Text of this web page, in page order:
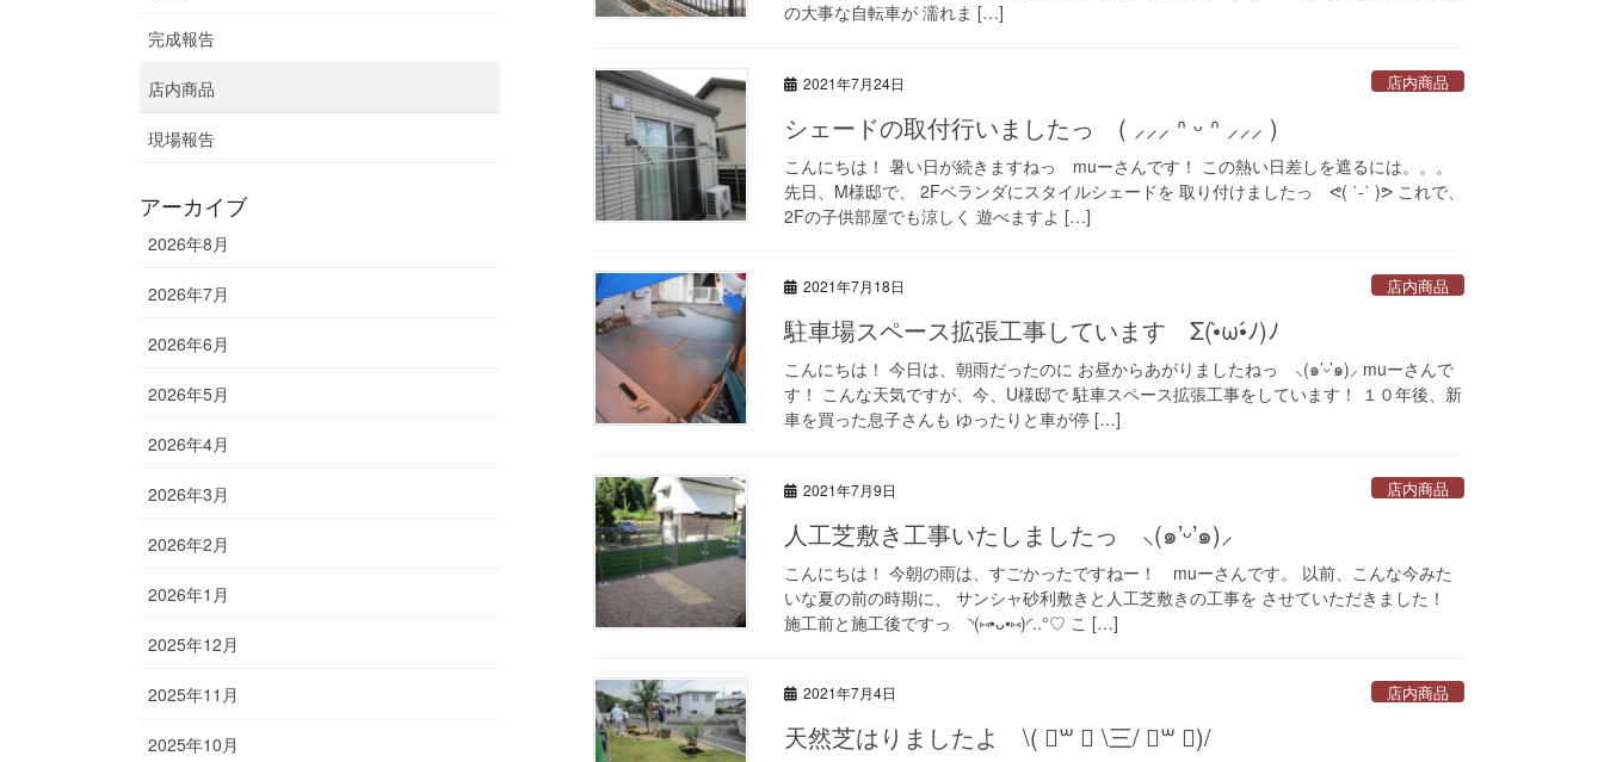
の大事な自転車が 濡れま […]
2021年7月24日 店内商品
シェードの取付行いましたっ ( ⸝⸝⸝ ᐢ ᵕ ᐢ ⸝⸝⸝ )
こんにちは！ 暑い日が続きますねっ muーさんです！ この熱い日差しを遮るには。。。
先日、M様邸で、 2Fベランダにスタイルシェードを 取り付けましたっ ᕙ( ˙-˙ )ᕗ これで、
2Fの子供部屋でも涼しく 遊べますよ […]
2021年7月18日 店内商品
駐車場スペース拡張工事しています Σ(•̀ω•́ﾉ)ﾉ
こんにちは！ 今日は、朝雨だったのに お昼からあがりましたねっ ⸜(๑’ᵕ’๑)⸝ muーさんで
す！ こんな天気ですが、今、U様邸で 駐車スペース拡張工事をしています！ １０年後、新
車を買った息子さんも ゆったりと車が停 […]
2021年7月9日 店内商品
人工芝敷き工事いたしましたっ ⸜(๑’ᵕ’๑)⸝
こんにちは！ 今朝の雨は、すごかったですねー！ muーさんです。 以前、こんな今みた
いな夏の前の時期に、 サンシャ砂利敷きと人工芝敷きの工事を させていただきました！
施工前と施工後ですっ ◝(⑅•ᴗ•⑅)◜..°♡ こ […]
2021年7月4日 店内商品
天然芝はりましたよ \( ॑꒳ ॑ \三/ ॑꒳ ॑)/
完成報告
店内商品
現場報告
アーカイブ
2026年8月
2026年7月
2026年6月
2026年5月
2026年4月
2026年3月
2026年2月
2026年1月
2025年12月
2025年11月
2025年10月